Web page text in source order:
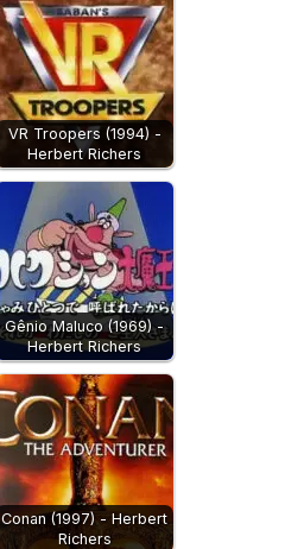
VR Troopers (1994) -
Herbert Richers
Gênio Maluco (1969) -
Herbert Richers
Conan (1997) - Herbert
Richers